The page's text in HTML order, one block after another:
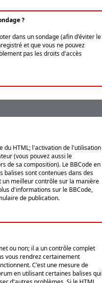
?
dans un sondage (afin d'éviter le
et que vous ne pouvez
pas les droits d'accès
du HTML; l'activation de l'utilisation
(vous pouvez aussi le
de sa composition). Le BBCode en
balises sont contenues dans des
un meilleur contrôle sur la manière
d'informations sur le BBCode,
de publication.
ou non; il a un contrôle complet
vous rendrez certainement
C'est une mesure de
en utilisant certaines balises qui